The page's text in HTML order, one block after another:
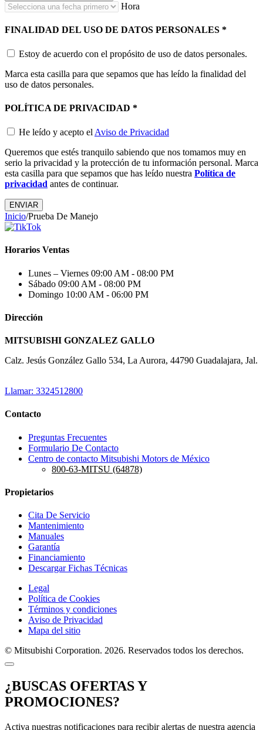
Hora
FINALIDAD DEL USO DE DATOS PERSONALES *
Estoy de acuerdo con el propósito de uso de datos personales.
Marca esta casilla para que sepamos que has leído la finalidad del
uso de datos personales.
POLÍTICA DE PRIVACIDAD *
He leído y acepto el Aviso de Privacidad
Queremos que estés tranquilo sabiendo que nos tomamos muy en
serio la privacidad y la protección de tu información personal. Marca
esta casilla para que sepamos que has leído nuestra Política de
privacidad antes de continuar.
ENVIAR
Inicio/Prueba De Manejo
Horarios Ventas
Lunes – Viernes 09:00 AM - 08:00 PM
Sábado 09:00 AM - 08:00 PM
Domingo 10:00 AM - 06:00 PM
Dirección
MITSUBISHI GONZALEZ GALLO
Calz. Jesús González Gallo 534, La Aurora, 44790 Guadalajara, Jal.
Llamar: 3324512800
Contacto
Preguntas Frecuentes
Formulario De Contacto
Centro de contacto Mitsubishi Motors de México
800-63-MITSU (64878)
Propietarios
Cita De Servicio
Mantenimiento
Manuales
Garantía
Financiamiento
Descargar Fichas Técnicas
Legal
Política de Cookies
Términos y condiciones
Aviso de Privacidad
Mapa del sitio
© Mitsubishi Corporation. 2026. Reservados todos los derechos.
¿BUSCAS OFERTAS Y
PROMOCIONES?
Activa nuestras notificaciones para recibir alertas de nuestra agencia